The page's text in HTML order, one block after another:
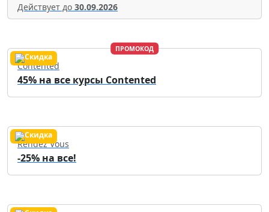
Действует до 30.09.2026
ПРОМОКОД
Contented
45% на все курсы Contented
Rendez Vous
-25% на все!